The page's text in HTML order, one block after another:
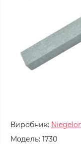
Виробник:
Модель: 1730